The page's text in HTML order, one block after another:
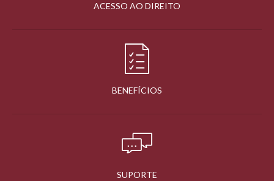
ACESSO AO DIREITO
BENEFÍCIOS
SUPORTE